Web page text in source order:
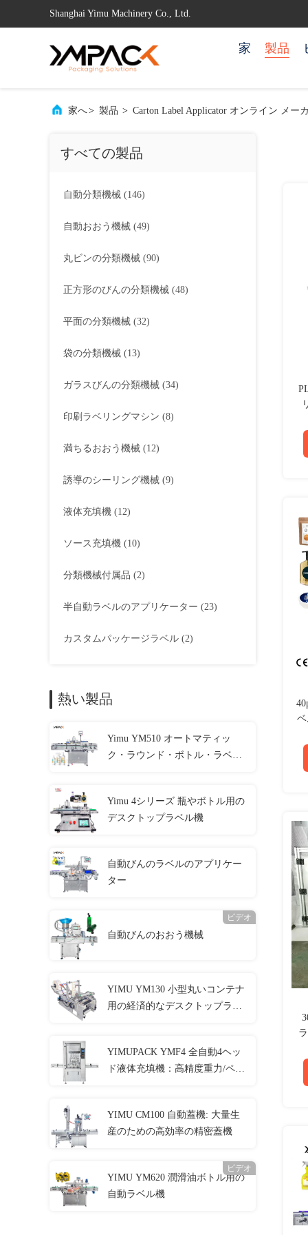
Shanghai Yimu Machinery Co., Ltd.
家 製品
家へ> 製品 > Carton Label Applicator オンライン メー
すべての製品
自動分類機械 (146)
自動おおう機械 (49)
丸ビンの分類機械 (90)
正方形のびんの分類機械 (48)
平面の分類機械 (32)
袋の分類機械 (13)
ガラスびんの分類機械 (34)
印刷ラベリングマシン (8)
満ちるおおう機械 (12)
誘導のシーリング機械 (9)
液体充填機 (12)
ソース充填機 (10)
分類機械付属品 (2)
半自動ラベルのアプリケーター (23)
カスタムパッケージラベル (2)
熱い製品
Yimu YM510 オートマティッ
ク・ラウンド・ボトル・ラベ
Yimu 4シリーズ 瓶やボトル用の
デスクトップラベル機
自動びんのラベルのアプリケー
ター
ビデオ
自動びんのおおう機械
YIMU YM130 小型丸いコンテナ
用の経済的なデスクトップラベ
YIMUPACK YMF4 全自動4ヘッ
ド液体充填機：高精度重力/ペリ
YIMU CM100 自動蓋機: 大量生
産のための高効率の精密蓋機
ビデオ
YIMU YM620 潤滑油ボトル用の
自動ラベル機